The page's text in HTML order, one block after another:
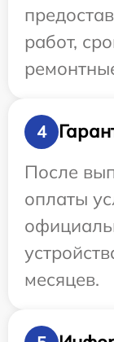
работ,
4
После
оплаты
месяцев.